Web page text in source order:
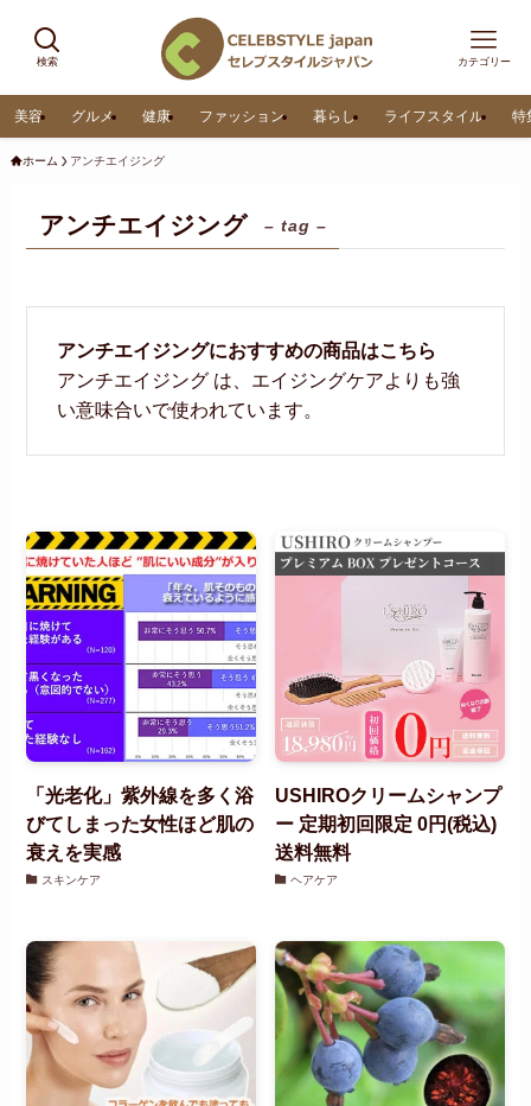
検索 カテゴリー
美容 グルメ 健康 ファッション 暮らし ライフスタイル 特
ホーム アンチエイジング
アンチエイジング – tag –
アンチエイジングにおすすめの商品はこちら
アンチエイジング は、エイジングケアよりも強
い意味合いで使われています。
「光老化」紫外線を多く浴
びてしまった女性ほど肌の
衰えを実感
スキンケア
USHIROクリームシャンプ
ー 定期初回限定 0円(税込)
送料無料
ヘアケア